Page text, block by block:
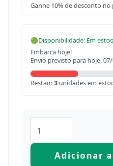
Ganhe 10% de desconto no
🟢Disponibilidade: Em
Embarca hoje!
Envio previsto para hoje,
Restam 3unidades em
Adicionar